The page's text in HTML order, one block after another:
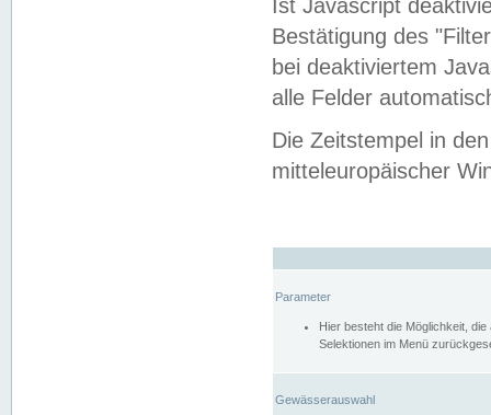
Ist Javascript
Bestätigung des
bei deaktiviertem
alle Felder
Die Zeitstempel in
mitteleuropäischer
Parameter
Hier besteht die Möglichkeit,
Selektionen im Menü
Gewässerauswahl